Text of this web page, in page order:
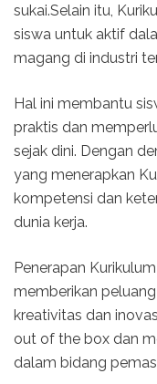
sukai.Selain itu,
siswa untuk aktif
magang di industri
Hal ini membantu
praktis dan
sejak dini. Dengan
yang menerapkan
kompetensi dan
dunia kerja.
Penerapan
memberikan
kreativitas dan
out of the box dan
dalam bidang